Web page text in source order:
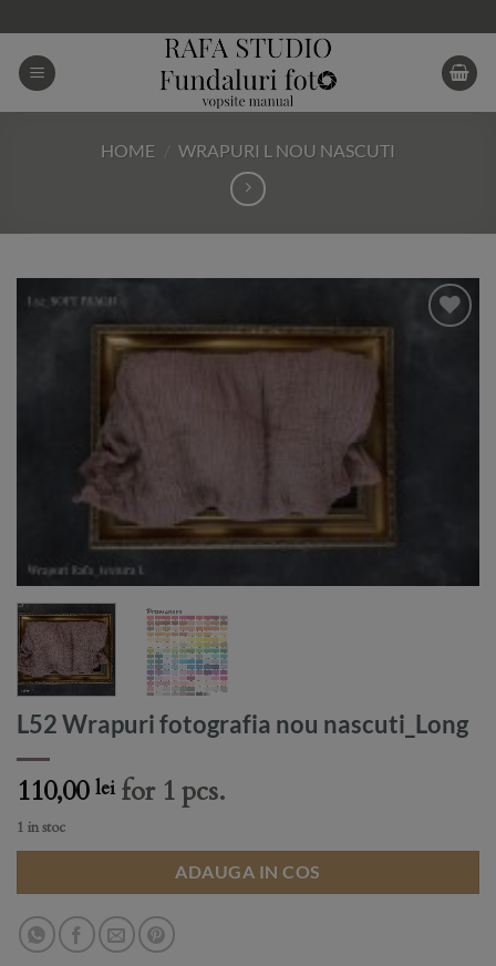
to
content
HOME WRAPURI L NOU NASCUTI
L52 Wrapuri fotografia nou nascuti_Long
110,00 lei for 1 pcs.
1 in stoc
ADAUGA IN COS